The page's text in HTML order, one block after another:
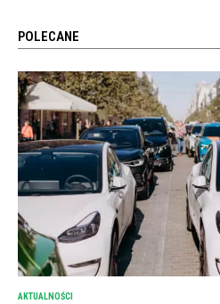
POLECANE
AKTUALNOŚCI